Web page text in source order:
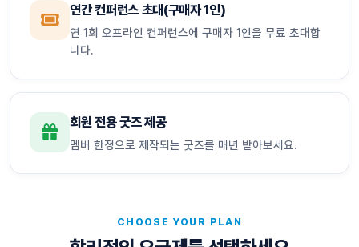
연간 컨퍼런스 초대(구매자 1인)
연 1회 오프라인 컨퍼런스에 구매자 1인을 무료 초대합
니다.
회원 전용 굿즈 제공
멤버 한정으로 제작되는 굿즈를 매년 받아보세요.
CHOOSE YOUR PLAN